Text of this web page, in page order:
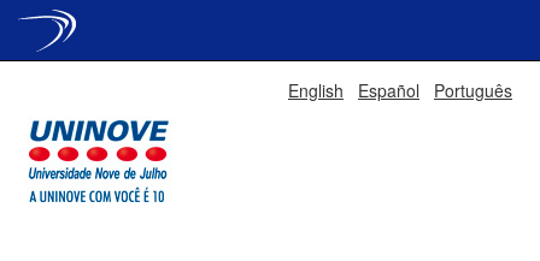
English Español Português